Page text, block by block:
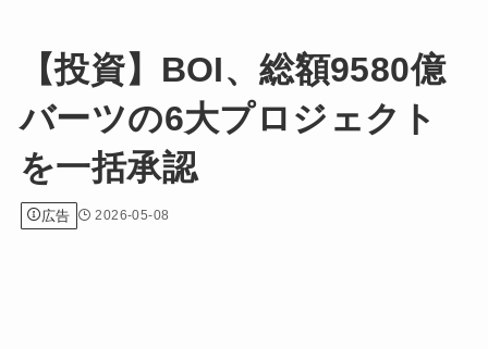
【投資】BOI、総額9580億
バーツの6大プロジェクト
を一括承認
広告 2026-05-08